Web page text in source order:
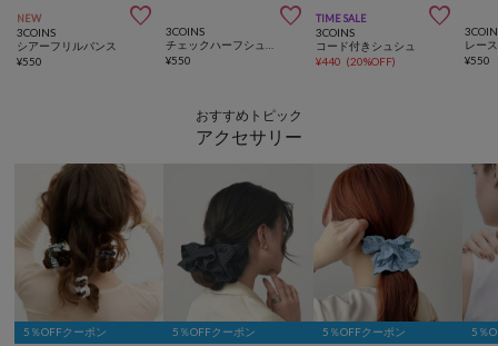
NEW 
3COINS
シアーフリルバンス
¥550

3COINS
チェックハーフシュシュ
¥550
TIME SALE 
3COINS
コード付きシュシュ
¥440 (20%OFF)
レー
¥550
おすすめトピック
アクセサリー
5％OFFクーポン 5％OFFクーポン 5％OFFクーポン 5％